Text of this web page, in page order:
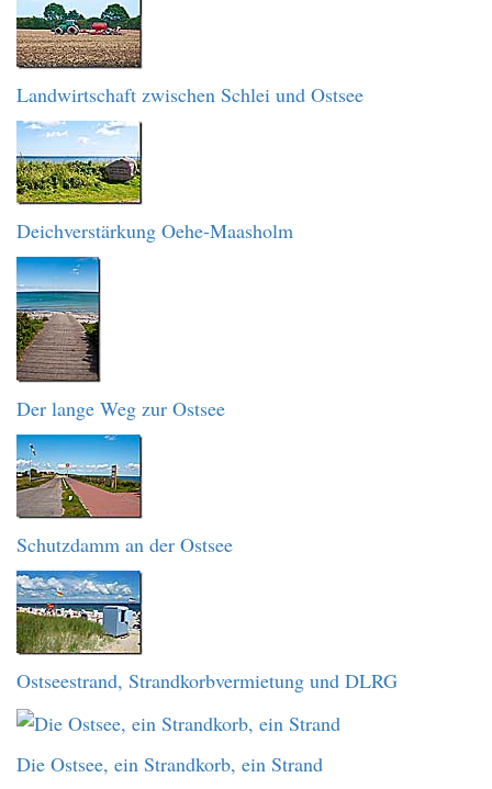
Landwirtschaft zwischen Schlei und Ostsee
Deichverstärkung Oehe-Maasholm
Der lange Weg zur Ostsee
Schutzdamm an der Ostsee
Ostseestrand, Strandkorbvermietung und DLRG
Die Ostsee, ein Strandkorb, ein Strand